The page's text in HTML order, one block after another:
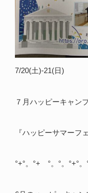
7/20(土)-21(日)
７月ハッピーキャン
『ハッピーサマーフ
°+°。°+ °。°。°+°。